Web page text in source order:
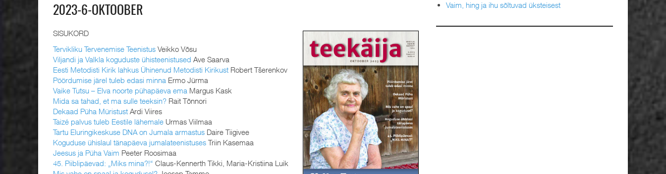
2023-6-OKTOOBER
SISUKORD
Tervikliku Tervenemise Teenistus Veikko Võsu
Viljandi ja Valkla koguduste ühisteenistused Ave Saarva
Eesti Metodisti Kirik lahkus Ühinenud Metodisti Kirikust Robert Tšerenkov
Pöördumise järel tuleb edasi minna Ermo Jürma
Vaike Tutsu – Elva noorte pühapäeva ema Margus Kask
Mida sa tahad, et ma sulle teeksin? Rait Tõnnori
Dekaad Püha Müristust Ardi Viires
Taizé palvus tuleb Eestile lähemale Urmas Viilmaa
Tartu Eluringikeskuse DNA on Jumala armastus Daire Tiigivee
Koguduse ühislaul tänapäeva jumalateenistuses Triin Kasemaa
Jeesus ja Püha Vaim Peeter Roosimaa
45. Piiblipäevad: „Miks mina?!“ Claus-Kennerth Tikki, Maria-Kristiina Luik
Vaim, hing ja ihu sõltuvad üksteisest